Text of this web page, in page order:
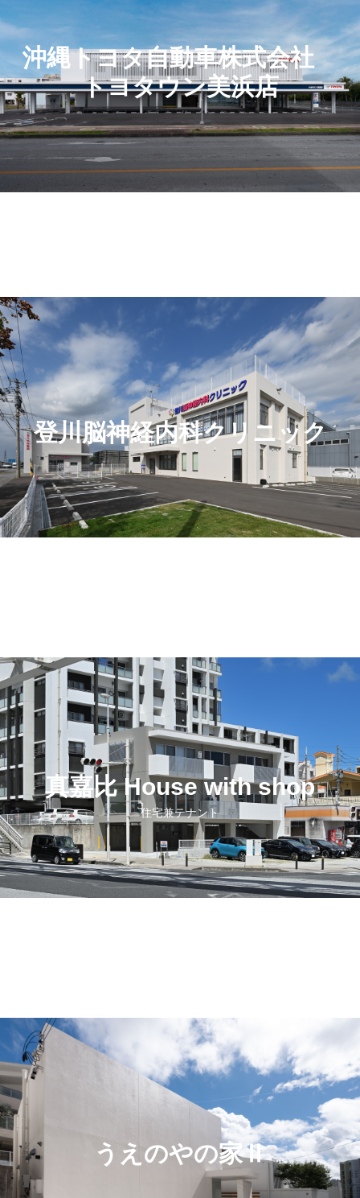
沖縄トヨタ自動車株式会社
トヨタウン美浜店
登川脳神経内科クリニック
真嘉比 House with shop
住宅兼テナント
うえのやの家Ⅱ